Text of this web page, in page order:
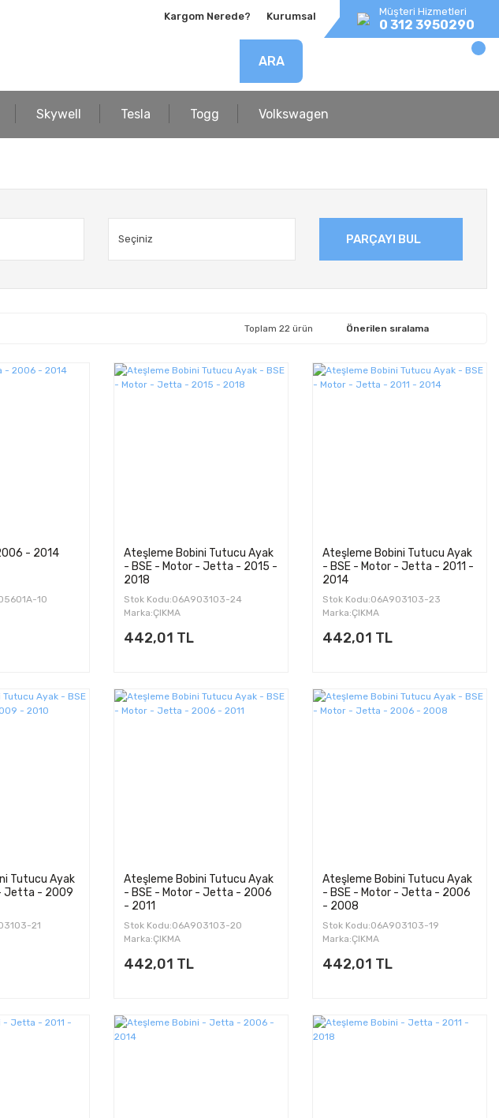
Kargom Nerede? Kurumsal Müşteri Hizmetleri
0 312 3950290
ARA
Skywell Tesla Togg Volkswagen
PARÇAYI BUL
Toplam 22 ürün
- 2014
10
Ateşleme Bobini Tutucu Ayak
- BSE - Motor - Jetta - 2015 -
2018
Stok Kodu:06A903103-24
Marka:ÇIKMA
442,01 TL
Ateşleme Bobini Tutucu Ayak
- BSE - Motor - Jetta - 2011 -
2014
Stok Kodu:06A903103-23
Marka:ÇIKMA
442,01 TL
Tutucu Ayak
Jetta - 2009
21
Ateşleme Bobini Tutucu Ayak
- BSE - Motor - Jetta - 2006
- 2011
Stok Kodu:06A903103-20
Marka:ÇIKMA
442,01 TL
Ateşleme Bobini Tutucu Ayak
- BSE - Motor - Jetta - 2006
- 2008
Stok Kodu:06A903103-19
Marka:ÇIKMA
442,01 TL